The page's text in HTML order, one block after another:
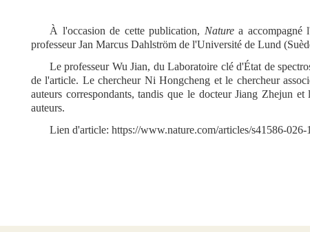
À l'occasion de cette publication, Naturea accompagné
professeur Jan Marcus Dahlström de l'Université de Lund
Le professeur Wu Jian, du Laboratoire clé d'État de
de l'article. Le chercheur Ni Hongcheng et le chercheur
auteurs correspondants, tandis que le docteur Jiang Zhejun
auteurs.
Lien d'article: https://www.nature.com/articles/s41586-026-